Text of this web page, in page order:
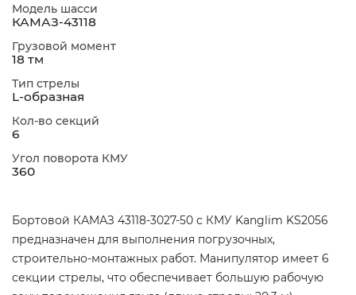
Модель шасси
КАМАЗ-43118
Грузовой момент
18 тм
Тип стрелы
L-образная
Кол-во секций
6
Угол поворота КМУ
360
Бортовой КАМАЗ 43118-3027-50 с КМУ Kanglim KS2056
предназначен для выполнения погрузочных,
строительно-монтажных работ. Манипулятор имеет 6
секции стрелы, что обеспечивает большую рабочую